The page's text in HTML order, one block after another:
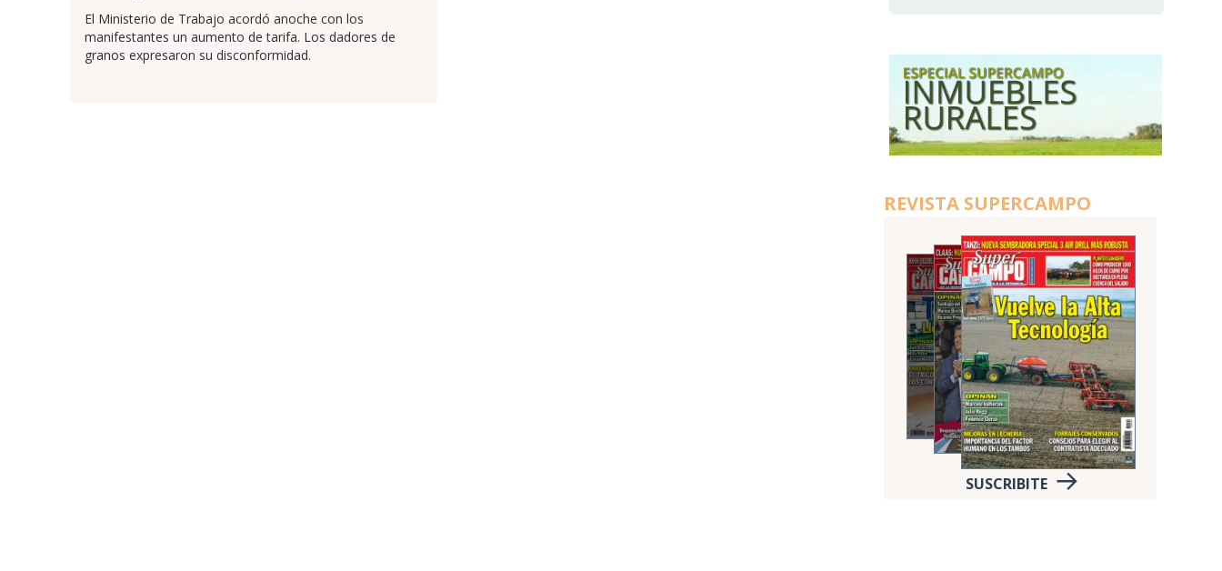
El Ministerio de Trabajo acordó anoche con los
manifestantes un aumento de tarifa. Los dadores de
granos expresaron su disconformidad.
REVISTA SUPERCAMPO
SUSCRIBITE